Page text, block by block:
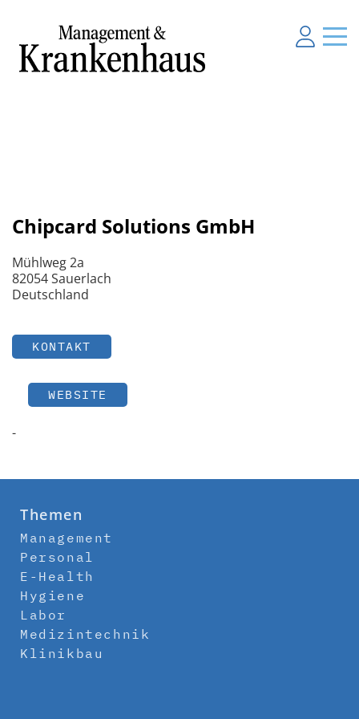
Chipcard Solutions GmbH
Mühlweg 2a
82054 Sauerlach
Deutschland
KONTAKT
WEBSITE
-
Themen
Management
Personal
E-Health
Hygiene
Labor
Medizintechnik
Klinikbau